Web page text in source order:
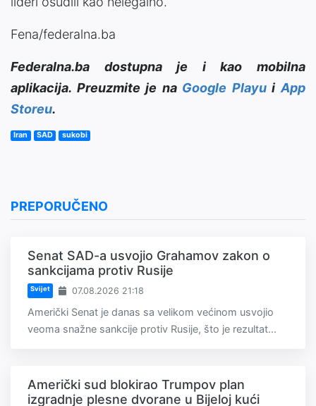
Fena/federalna.ba
Federalna.ba dostupna je i kao mobilna
aplikacija. Preuzmite je na Google PlayuiApp
Storeu.
Iran SAD sukobi
PREPORUČENO
Senat SAD-a usvojio Grahamov zakon o
sankcijama protiv Rusije
Svijet 07.08.2026 21:18
Američki Senat je danas sa velikom većinom usvojio
veoma snažne sankcije protiv Rusije, što je rezultat...
Američki sud blokirao Trumpov plan
izgradnje plesne dvorane u Bijeloj kući